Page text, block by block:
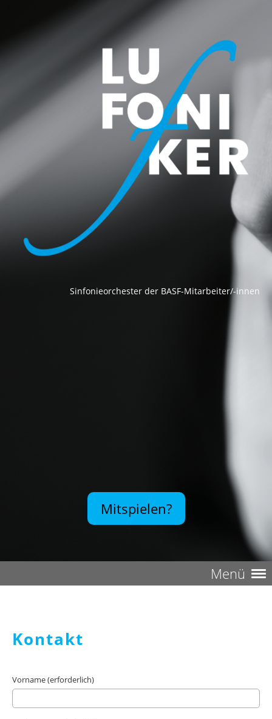
Sinfonieorchester der BASF-Mitarbeiter/-innen
Mitspielen?
Menü
Kontakt
Vorname (erforderlich)